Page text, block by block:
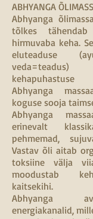
ABHYANGA
Abhyanga
tõlkes
hirmuvaba keha.
eluteaduse
veda=teadus)
Abhyanga
koguse sooja
Abhyanga
erinevalt
pehmemad,
Vastav õli aitab
toksiine välja
moodustab
kaitsekihi.
Abhyanga
energiakanalid,